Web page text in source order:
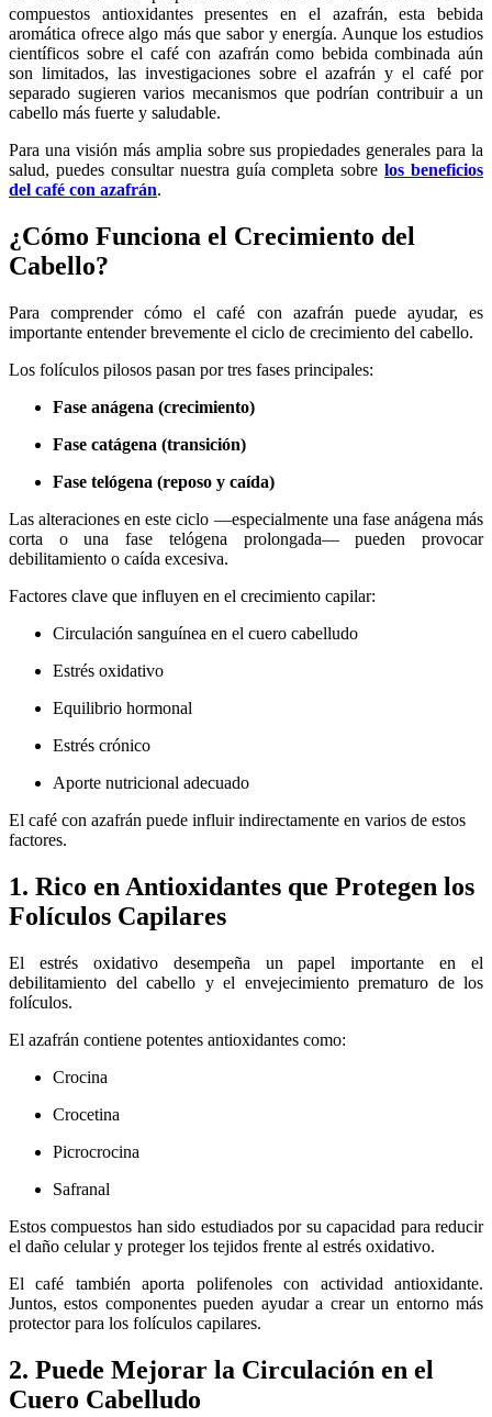
compuestos antioxidantes presentes en el azafrán, esta bebida
aromática ofrece algo más que sabor y energía. Aunque los estudios
científicos sobre el café con azafrán como bebida combinada aún
son limitados, las investigaciones sobre el azafrán y el café por
separado sugieren varios mecanismos que podrían contribuir a un
cabello más fuerte y saludable.
Para una visión más amplia sobre sus propiedades generales para la
salud, puedes consultar nuestra guía completa sobrelos beneficios
del café con azafrán.
¿Cómo Funciona el Crecimiento del
Cabello?
Para comprender cómo el café con azafrán puede ayudar, es
importante entender brevemente el ciclo de crecimiento del cabello.
Los folículos pilosos pasan por tres fases principales:
Fase anágena (crecimiento)
Fase catágena (transición)
Fase telógena (reposo y caída)
Las alteraciones en este ciclo —especialmente una fase anágena más
corta o una fase telógena prolongada— pueden provocar
debilitamiento o caída excesiva.
Factores clave que influyen en el crecimiento capilar:
Circulación sanguínea en el cuero cabelludo
Estrés oxidativo
Equilibrio hormonal
Estrés crónico
Aporte nutricional adecuado
El café con azafrán puede influir indirectamente en varios de estos
factores.
1. Rico en Antioxidantes que Protegen los
Folículos Capilares
El estrés oxidativo desempeña un papel importante en el
debilitamiento del cabello y el envejecimiento prematuro de los
folículos.
El azafrán contiene potentes antioxidantes como:
Crocina
Crocetina
Picrocrocina
Safranal
Estos compuestos han sido estudiados por su capacidad para reducir
el daño celular y proteger los tejidos frente al estrés oxidativo.
El café también aporta polifenoles con actividad antioxidante.
Juntos, estos componentes pueden ayudar a crear un entorno más
protector para los folículos capilares.
2. Puede Mejorar la Circulación en el
Cuero Cabelludo